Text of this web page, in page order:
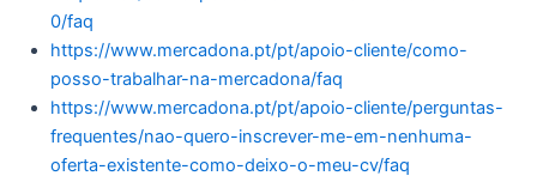
0/faq
https://www.mercadona.pt/pt/apoio-cliente/como-
posso-trabalhar-na-mercadona/faq
https://www.mercadona.pt/pt/apoio-cliente/perguntas-
frequentes/nao-quero-inscrever-me-em-nenhuma-
oferta-existente-como-deixo-o-meu-cv/faq